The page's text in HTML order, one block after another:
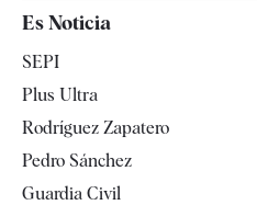
Televisión
Es Noticia
SEPI
Plus Ultra
Rodríguez Zapatero
Pedro Sánchez
Guardia Civil